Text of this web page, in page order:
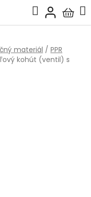
Hľadať
košík
materiál / PPR
kohút (ventil) s